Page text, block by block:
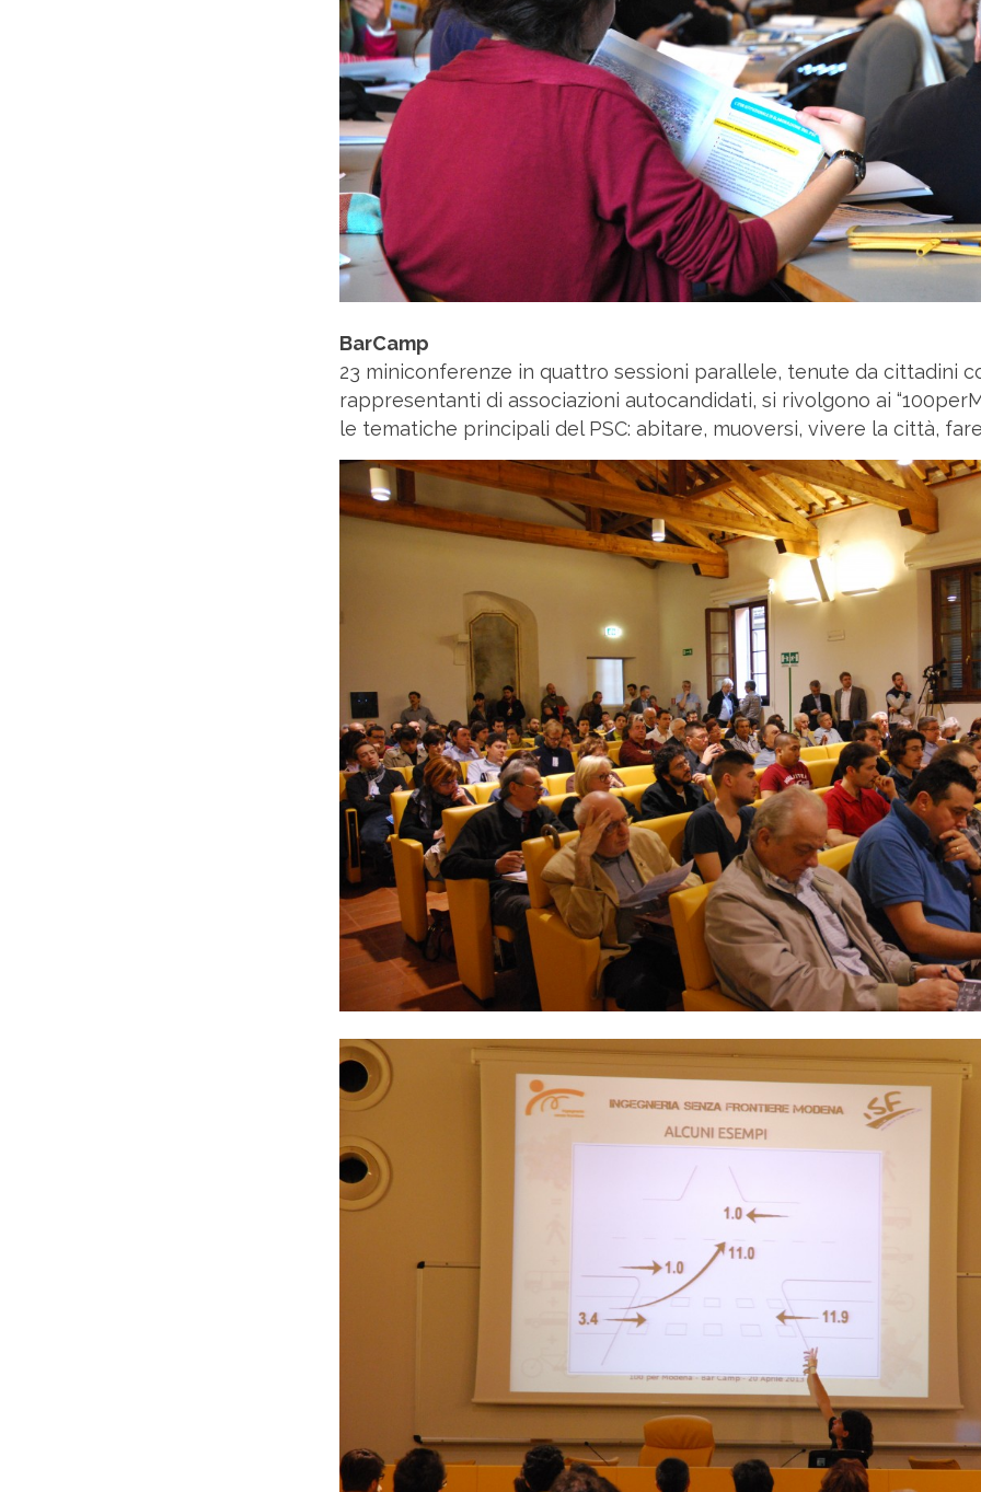
BarCamp
23 miniconferenze in quattro sessioni parallele, tenute da cittadini
rappresentanti di associazioni autocandidati, si rivolgono ai
le tematiche principali del PSC: abitare, muoversi, vivere la città,